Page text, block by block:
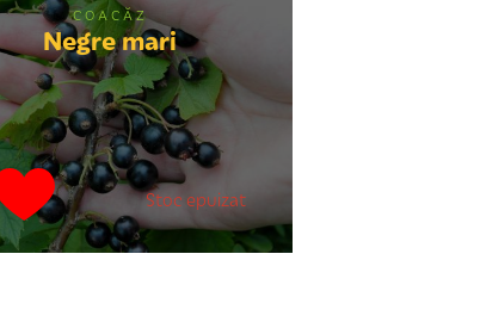
COACĂZ
Negre mari
Stoc epuizat